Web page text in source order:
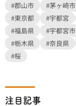
#郡山市
#茅ヶ崎市
#東京都
#宇都宮
#福島県
#宇都宮市
#栃木県
#奈良県
#桜
注目記事